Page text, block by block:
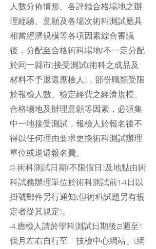
人數分佈情形、各評鑑合格場地之辦
理經驗、意願及各場次術科測試應具
相當經濟規模等各項因素綜合審議
後，分配至合格術科場地(不一定分配
於同一縣市)接受測試(術科之成品及
材料不予退還應檢人)，部份職類受限
於報檢人數、檢定經費之經濟規模、
合格場地及辦理意願等因素，必須集
中一地接受測試，報檢人於報名後不
得以任何理由要求更換術科測試辦理
單位或退還報名費。
3.術科測試日期(不限假日)及地點由術
科試務辦理單位於術科測試前14日以
掛號郵件另行通知(但術科試題另有規
定者從其規定)。
4.應檢人請於學科測試日期後2週至1
個月左右自行至「技檢中心網站」(網